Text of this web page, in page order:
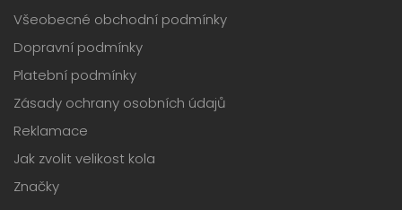
Všeobecné obchodní podmínky
Dopravní podmínky
Platební podmínky
Zásady ochrany osobních údajů
Reklamace
Jak zvolit velikost kola
Značky